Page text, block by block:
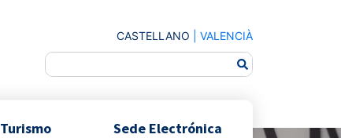
CASTELLANO VALENCIÀ
Turismo Sede Electrónica